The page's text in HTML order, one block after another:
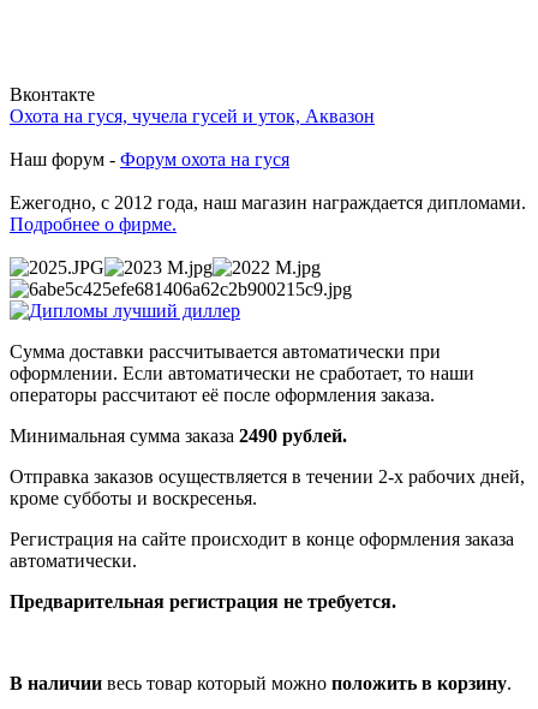
Вконтакте
Охота на гуся, чучела гусей и уток, Аквазон
Наш форум - Форум охота на гуся
Ежегодно, с 2012 года, наш магазин награждается дипломами.
Подробнее о фирме.
Сумма доставки рассчитывается автоматически при
оформлении. Если автоматически не сработает, то наши
операторы рассчитают её после оформления заказа.
Минимальная сумма заказа 2490 рублей.
Отправка заказов осуществляется в течении 2-х рабочих дней,
кроме субботы и воскресенья.
Регистрация на сайте происходит в конце оформления заказа
автоматически.
Предварительная регистрация не требуется.
В наличии весь товар который можно положить в корзину.